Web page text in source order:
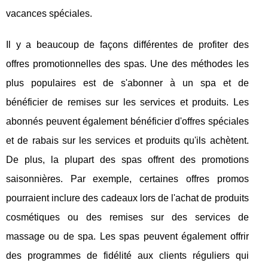
vacances spéciales.
Il y a beaucoup de façons différentes de profiter des
offres promotionnelles des spas. Une des méthodes les
plus populaires est de s'abonner à un spa et de
bénéficier de remises sur les services et produits. Les
abonnés peuvent également bénéficier d'offres spéciales
et de rabais sur les services et produits qu'ils achètent.
De plus, la plupart des spas offrent des promotions
saisonnières. Par exemple, certaines offres promos
pourraient inclure des cadeaux lors de l'achat de produits
cosmétiques ou des remises sur des services de
massage ou de spa. Les spas peuvent également offrir
des programmes de fidélité aux clients réguliers qui